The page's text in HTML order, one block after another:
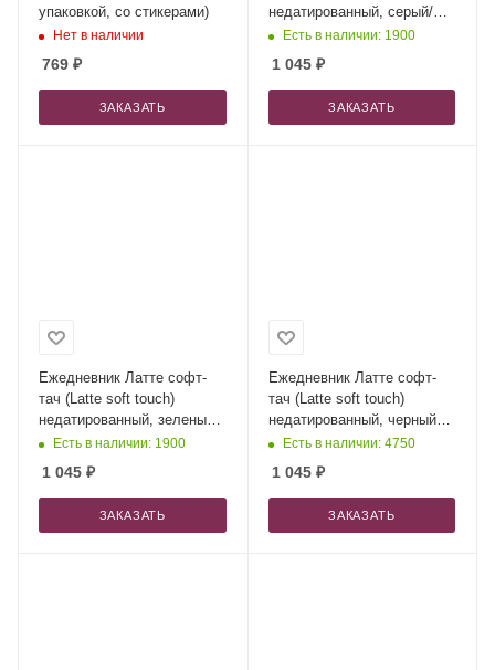
упаковкой, со стикерами)
Нет в наличии
769 ₽
ЗАКАЗАТЬ
недатированный, серый/
красный (без стикеров)
Есть в наличии: 1900
1 045₽
ЗАКАЗАТЬ
Ежедневник Латте софт-
тач (Latte soft touch)
недатированный, зеленый
(без стикеров)
Есть в наличии: 1900
1 045 ₽
ЗАКАЗАТЬ
Ежедневник Латте софт-
тач (Latte soft touch)
недатированный, черный
(без стикеров)
Есть в наличии: 4750
1 045₽
ЗАКАЗАТЬ